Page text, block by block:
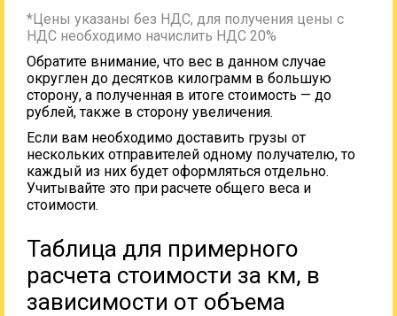
*Цены указаны без НДС, для получения цены с
НДС необходимо начислить НДС 20%
Обратите внимание, что вес в данном случае
округлен до десятков килограмм в большую
сторону, а полученная в итоге стоимость — до
рублей, также в сторону увеличения.
Если вам необходимо доставить грузы от
нескольких отправителей одному получателю, то
каждый из них будет оформляться отдельно.
Учитывайте это при расчете общего веса и
стоимости.
Таблица для примерного
расчета стоимости за км, в
зависимости от объема